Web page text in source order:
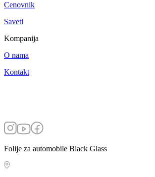
Cenovnik
Saveti
Kompanija
O nama
Kontakt
Folije za automobile Black Glass